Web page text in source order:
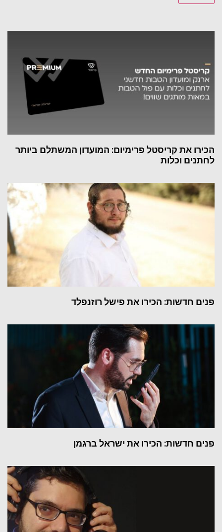
הכירו את קריסטל פרימיום: המועדון המשתלם ביותר
לחתנים וכלות
פנים חדשות: הכירו את פישל רוזנפלד
פנים חדשות: הכירו את ישראל ברגמן